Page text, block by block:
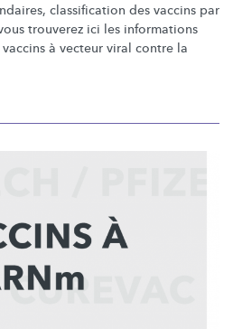
classification des vaccins par
trouverez ici les informations
à vecteur viral contre la